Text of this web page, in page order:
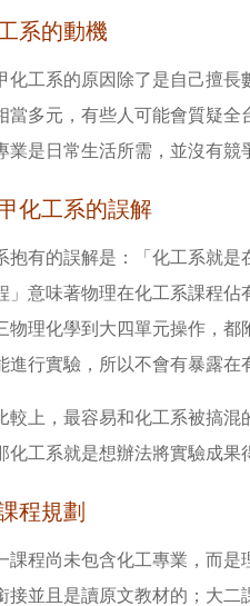
系的動機
化工系的原因除了是自己擅
當多元，有些人可能會質疑
業是日常生活所需，並沒有競
化工系的誤解
抱有的誤解是：「化工系就
」意味著物理在化工系課程
物理化學到大四單元操作，
進行實驗，所以不會有暴露在
較上，最容易和化工系被搞
化工系就是想辦法將實驗成果
程規劃
課程尚未包含化工專業，而
接並且是讀原文教材的；大